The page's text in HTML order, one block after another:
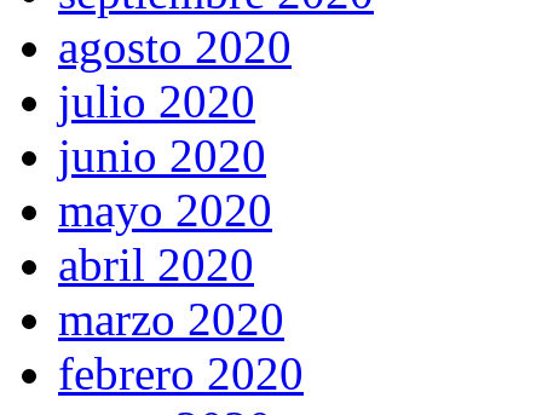
agosto 2020
julio 2020
junio 2020
mayo 2020
abril 2020
marzo 2020
febrero 2020